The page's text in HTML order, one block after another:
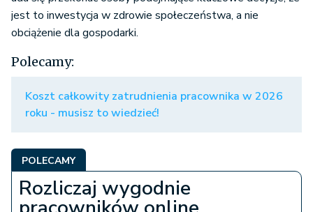
jest to inwestycja w zdrowie społeczeństwa, a nie
obciążenie dla gospodarki.
Polecamy:
Koszt całkowity zatrudnienia pracownika w 2026
roku - musisz to wiedzieć!
POLECAMY
Rozliczaj wygodnie